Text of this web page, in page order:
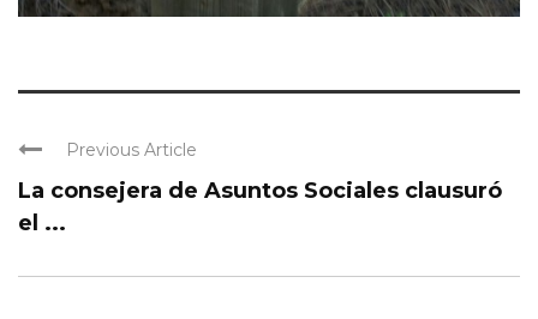
Previous Article
La consejera de Asuntos Sociales clausuró
el ...